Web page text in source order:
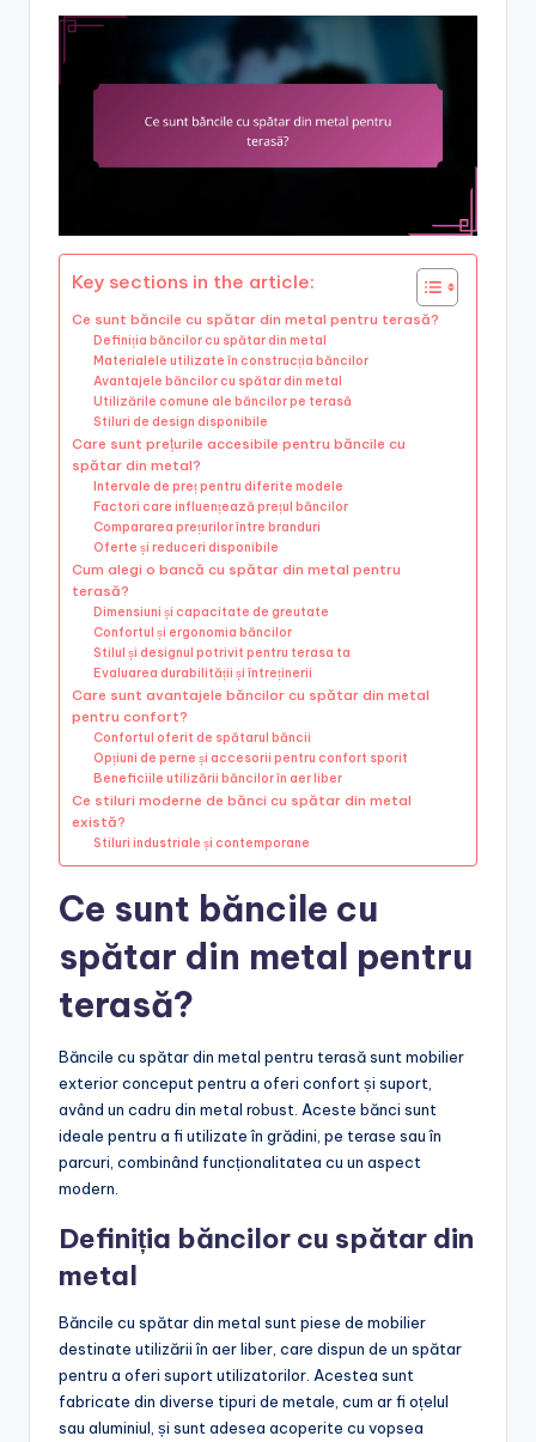
Key sections in the article:
Ce sunt băncile cu spătar din metal pentru terasă?
Definiția băncilor cu spătar din metal
Materialele utilizate în construcția băncilor
Avantajele băncilor cu spătar din metal
Utilizările comune ale băncilor pe terasă
Stiluri de design disponibile
Care sunt prețurile accesibile pentru băncile cu
spătar din metal?
Intervale de preț pentru diferite modele
Factori care influențează prețul băncilor
Compararea prețurilor între branduri
Oferte și reduceri disponibile
Cum alegi o bancă cu spătar din metal pentru
terasă?
Dimensiuni și capacitate de greutate
Confortul și ergonomia băncilor
Stilul și designul potrivit pentru terasa ta
Evaluarea durabilității și întreținerii
Care sunt avantajele băncilor cu spătar din metal
pentru confort?
Confortul oferit de spătarul băncii
Opțiuni de perne și accesorii pentru confort sporit
Beneficiile utilizării băncilor în aer liber
Ce stiluri moderne de bănci cu spătar din metal
există?
Stiluri industriale și contemporane
Ce sunt băncile cu
spătar din metal pentru
terasă?
Băncile cu spătar din metal pentru terasă sunt mobilier
exterior conceput pentru a oferi confort și suport,
având un cadru din metal robust. Aceste bănci sunt
ideale pentru a fi utilizate în grădini, pe terase sau în
parcuri, combinând funcționalitatea cu un aspect
modern.
Definiția băncilor cu spătar din
metal
Băncile cu spătar din metal sunt piese de mobilier
destinate utilizării în aer liber, care dispun de un spătar
pentru a oferi suport utilizatorilor. Acestea sunt
fabricate din diverse tipuri de metale, cum ar fi oțelul
sau aluminiul, și sunt adesea acoperite cu vopsea